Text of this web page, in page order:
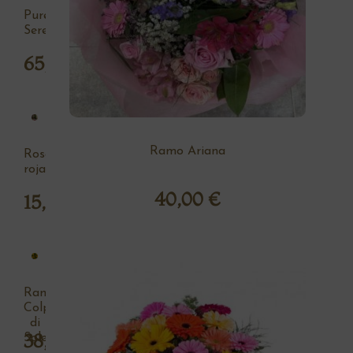
Ramo Ariana
40,00 €
Pureza
Serena
65,00
Rosa
roja
15,00
Ramo
Colpo
di
Sole
38,00